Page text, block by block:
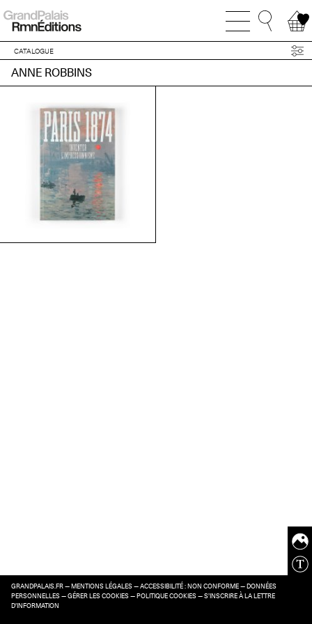
CATALOGUE
ANNE ROBBINS
GRANDPALAIS.FR — MENTIONS LÉGALES — ACCESSIBILITÉ : NON CONFORME — DONNÉES
PERSONNELLES — GÉRER LES COOKIES — POLITIQUE COOKIES — S’INSCRIRE À LA LETTRE
D’INFORMATION